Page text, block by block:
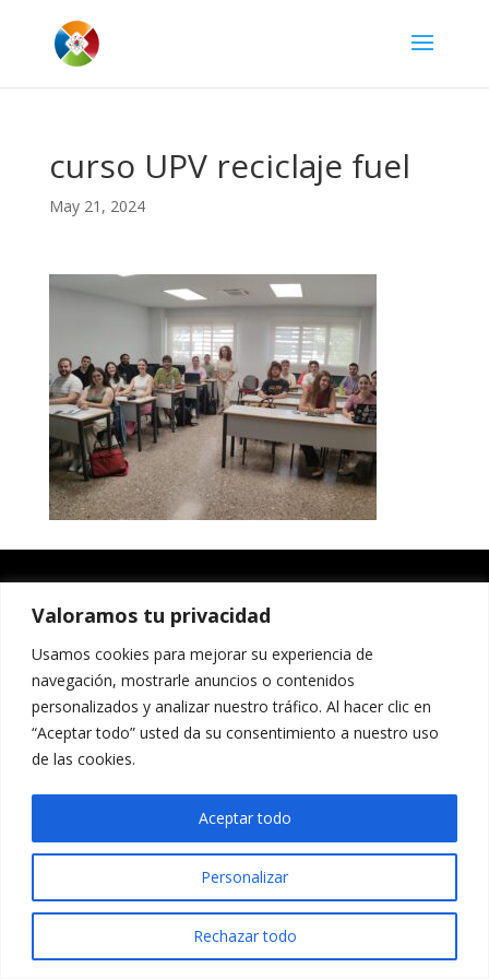
Valoramos tu privacidad
Usamos cookies para mejorar su experiencia de
navegación, mostrarle anuncios o contenidos
personalizados y analizar nuestro tráfico. Al hacer clic en
“Aceptar todo” usted da su consentimiento a nuestro uso
de las cookies.
Personalizar
Rechazar todo
Aceptar todo
curso UPV reciclaje fuel
May 21, 2024